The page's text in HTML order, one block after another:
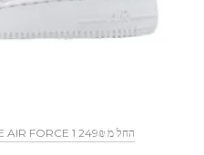
כל הדגמים אייר פורס 1 נייק NIKE AIR FORCE 1 החל מ 249₪